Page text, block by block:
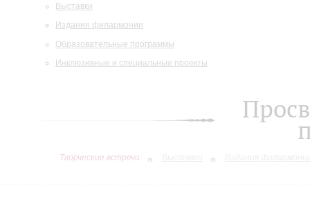
Выставки
Издания филармонии
Образовательные программы
Инклюзивные и специальные проекты
Творческие встречи